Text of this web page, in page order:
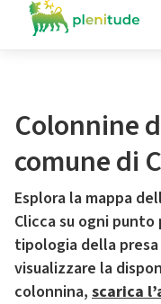
Colonnine
comune di
Esplora la mappa
Clicca su ogni
tipologia della presa
visualizzare la
colonnina, scarica